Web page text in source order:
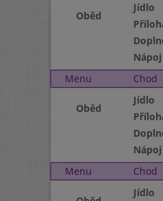
Oběd
Jídlo
Nápoj
Menu
Chod
Oběd
Jídlo
Nápoj
Menu
Chod
Jídlo